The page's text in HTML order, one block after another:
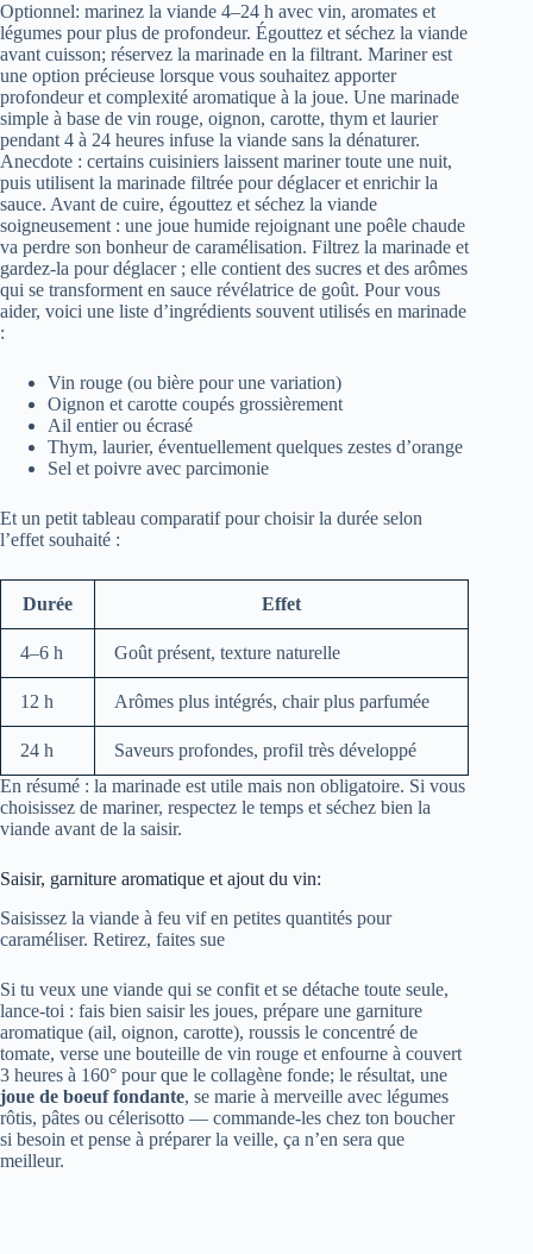
Optionnel: marinez la viande 4–24 h avec vin, aromates et
légumes pour plus de profondeur. Égouttez et séchez la viande
avant cuisson; réservez la marinade en la filtrant. Mariner est
une option précieuse lorsque vous souhaitez apporter
profondeur et complexité aromatique à la joue. Une marinade
simple à base de vin rouge, oignon, carotte, thym et laurier
pendant 4 à 24 heures infuse la viande sans la dénaturer.
Anecdote : certains cuisiniers laissent mariner toute une nuit,
puis utilisent la marinade filtrée pour déglacer et enrichir la
sauce. Avant de cuire, égouttez et séchez la viande
soigneusement : une joue humide rejoignant une poêle chaude
va perdre son bonheur de caramélisation. Filtrez la marinade et
gardez‑la pour déglacer ; elle contient des sucres et des arômes
qui se transforment en sauce révélatrice de goût. Pour vous
aider, voici une liste d’ingrédients souvent utilisés en marinade
:
Vin rouge (ou bière pour une variation)
Oignon et carotte coupés grossièrement
Ail entier ou écrasé
Thym, laurier, éventuellement quelques zestes d’orange
Sel et poivre avec parcimonie
Et un petit tableau comparatif pour choisir la durée selon
l’effet souhaité :
Durée Effet
4–6 h Goût présent, texture naturelle
12 h Arômes plus intégrés, chair plus parfumée
24 h
Saveurs profondes, profil très développé
En résumé : la marinade est utile mais non obligatoire. Si vous
choisissez de mariner, respectez le temps et séchez bien la
viande avant de la saisir.
Saisir, garniture aromatique et ajout du vin:
Saisissez la viande à feu vif en petites quantités pour
caraméliser. Retirez, faites sue
Si tu veux une viande qui se confit et se détache toute seule,
lance-toi : fais bien saisir les joues, prépare une garniture
aromatique (ail, oignon, carotte), roussis le concentré de
tomate, verse une bouteille de vin rouge et enfourne à couvert
3 heures à 160° pour que le collagène fonde; le résultat, une
joue de boeuf fondante, se marie à merveille avec légumes
rôtis, pâtes ou célerisotto — commande-les chez ton boucher
si besoin et pense à préparer la veille, ça n’en sera que
meilleur.